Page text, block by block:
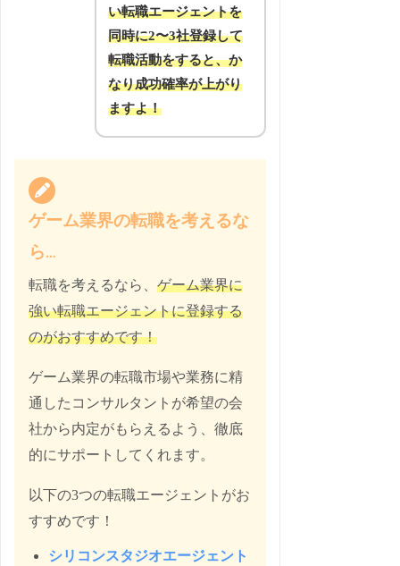
い転職エージェントを
同時に2〜3社登録して
転職活動をすると、か
なり成功確率が上がり
ますよ！
ゲーム業界の転職を考えるな
ら…
転職を考えるなら、 ゲーム業界に
強い転職エージェントに登録する
のがおすすめです！
ゲーム業界の転職市場や業務に精
通したコンサルタントが希望の会
社から内定がもらえるよう、徹底
的にサポートしてくれます。
以下の3つの転職エージェントがお
すすめです！
シリコンスタジオエージェント